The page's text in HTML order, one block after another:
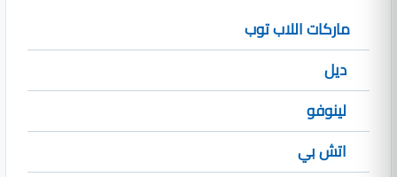
ماركات اللاب توب
ديل
لينوفو
اتش بي